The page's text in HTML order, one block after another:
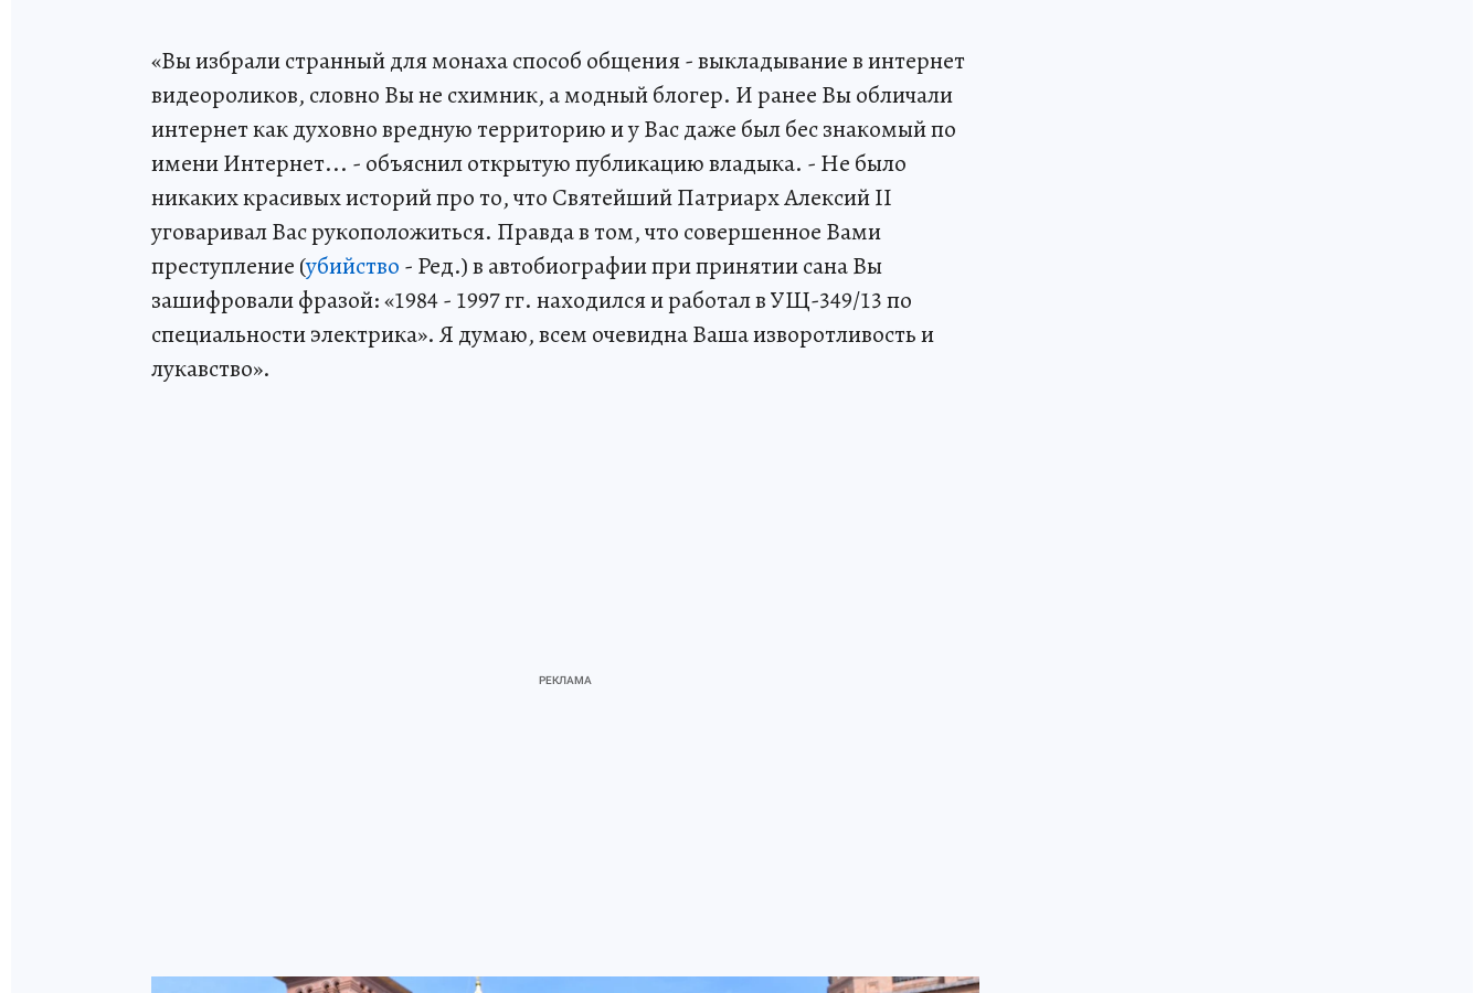
«Вы избрали странный для монаха способ общения - выкладывание в интернет
видеороликов, словно Вы не схимник, а модный блогер. И ранее Вы обличали
интернет как духовно вредную территорию и у Вас даже был бес знакомый по
имени Интернет... - объяснил открытую публикацию владыка. - Не было
никаких красивых историй про то, что Святейший Патриарх Алексий II
уговаривал Вас рукоположиться. Правда в том, что совершенное Вами
преступление (убийство - Ред.) в автобиографии при принятии сана Вы
зашифровали фразой: «1984 - 1997 гг. находился и работал в УЩ-349/13 по
специальности электрика». Я думаю, всем очевидна Ваша изворотливость и
лукавство».